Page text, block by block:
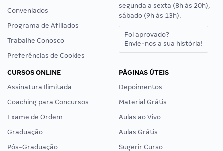
Conveniados
Programa de Afiliados
Trabalhe Conosco
Preferências de Cookies
segunda a sexta (8h às 20h),
sábado (9h às 13h).
Foi aprovado?
Envie-nos a sua história!
CURSOS ONLINE
Assinatura Ilimitada
Coaching para Concursos
Exame de Ordem
Graduação
Pós-Graduação
PÁGINAS ÚTEIS
Depoimentos
Material Grátis
Aulas ao Vivo
Aulas Grátis
Sugerir Curso